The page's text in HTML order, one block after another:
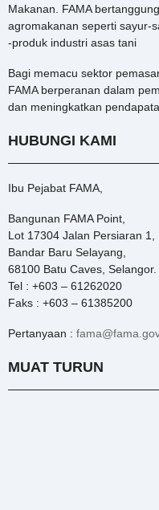
Makanan. FAMA
agromakanan seperti sayur-
-produk industri asas tani
Bagi memacu sektor
FAMA berperanan dalam
dan meningkatkan
HUBUNGI KAMI
Ibu Pejabat FAMA,
Bangunan FAMA Point,
Lot 17304 Jalan Persiaran 1,
Bandar Baru Selayang,
68100 Batu Caves, Selangor.
Tel : +603 – 61262020
Faks : +603 – 61385200
Pertanyaan :
MUAT TURUN